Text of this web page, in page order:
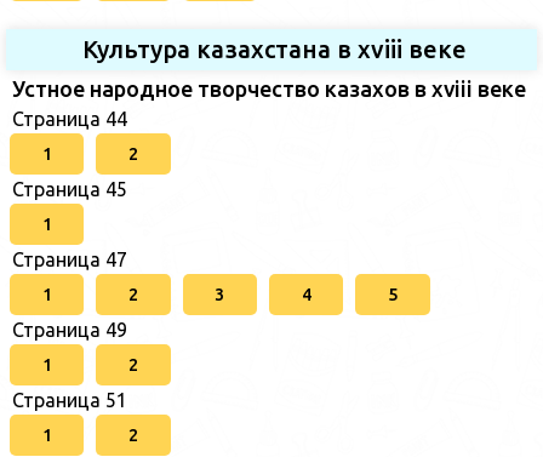
Культура казахстана в xviii веке
Устное народное творчество казахов в xviii веке
Страница 44
1 2
Страница 45
1
Страница 47
1 2 3 4 5
Страница 49
1 2
Страница 51
1 2